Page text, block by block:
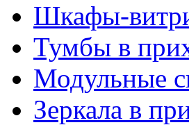
Шкафы-
Тумбы в
Модульные
Зеркала в